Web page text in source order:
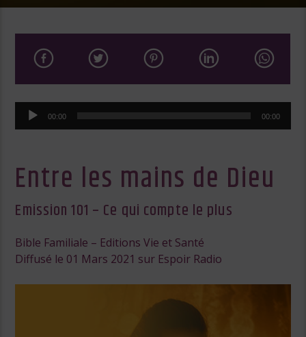
Lecteur
audio
00:00 00:00
Entre les mains de Dieu
Emission 101 – Ce qui compte le plus
Bible Familiale – Editions Vie et Santé
Diffusé le 01 Mars 2021 sur Espoir Radio